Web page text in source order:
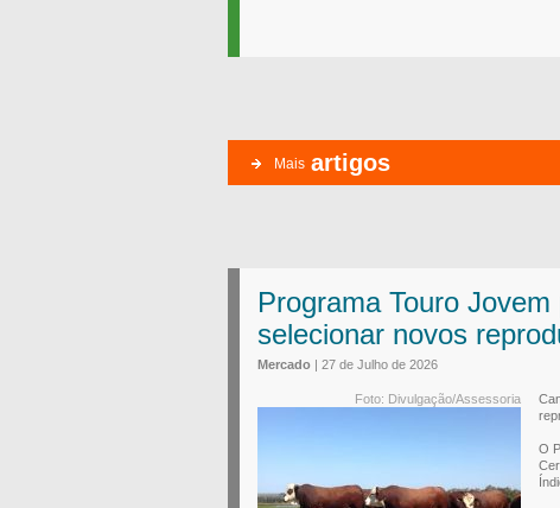
Mais artigos
Programa Touro
selecionar novos
Mercado | 27 de Julho de 2026
Foto: Divulgação/Assessoria
O